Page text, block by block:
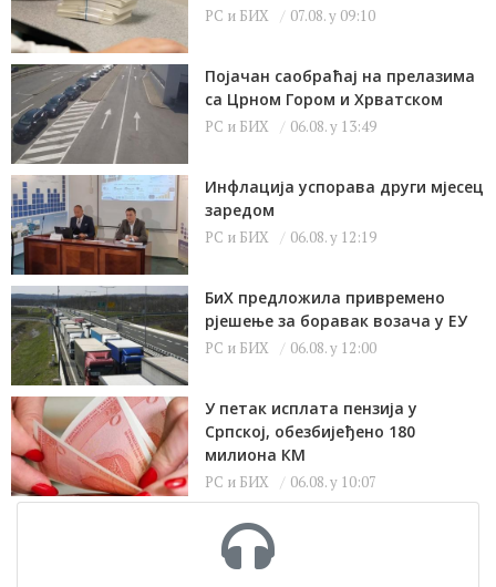
РС и БИХ 07.08. у 09:10
Појачан саобраћај на прелазима
са Црном Гором и Хрватском
РС и БИХ 06.08. у 13:49
Инфлација успорава други мјесец
заредом
РС и БИХ 06.08. у 12:19
БиХ предложила привремено
рјешење за боравак возача у ЕУ
РС и БИХ 06.08. у 12:00
У петак исплата пензија у
Српској, обезбијеђено 180
милиона КМ
РС и БИХ 06.08. у 10:07